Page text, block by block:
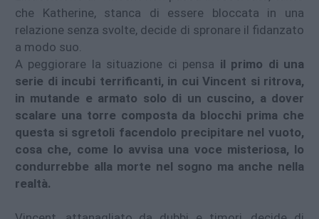
che Katherine, stanca di essere bloccata in una
relazione senza svolte, decide di spronare il fidanzato
a modo suo.
A peggiorare la situazione ci pensa il primo di una
serie di incubi terrificanti, in cui Vincent si ritrova,
in mutande e armato solo di un cuscino, a dover
scalare una torre composta da blocchi prima che
questa si sgretoli facendolo precipitare nel vuoto,
cosa che, come lo avvisa una voce misteriosa, lo
condurrebbe alla morte nel sogno ma anche nella
realtà.